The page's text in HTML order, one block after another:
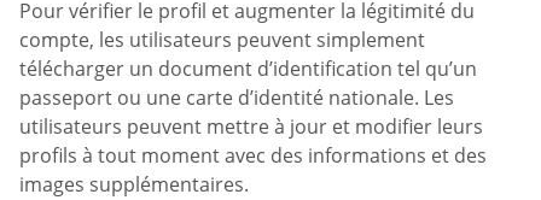
Pour vérifier le profil et augmenter la légitimité du
compte, les utilisateurs peuvent simplement
télécharger un document d’identification tel qu’un
passeport ou une carte d’identité nationale. Les
utilisateurs peuvent mettre à jour et modifier leurs
profils à tout moment avec des informations et des
images supplémentaires.